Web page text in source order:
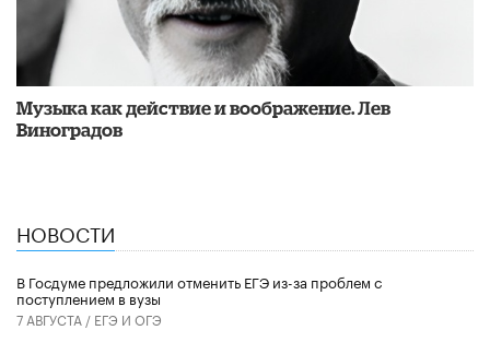
Музыка как действие и воображение. Лев
Виноградов
НОВОСТИ
В Госдуме предложили отменить ЕГЭ из-за проблем с
поступлением в вузы
7 АВГУСТА / ЕГЭ И ОГЭ